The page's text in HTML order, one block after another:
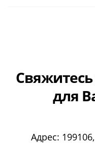
для
Адрес: 199106